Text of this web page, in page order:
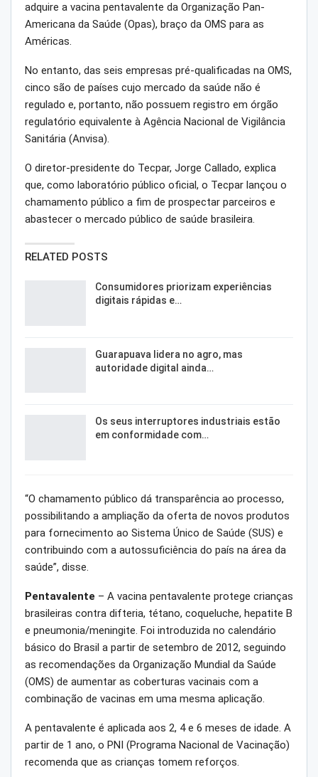
adquire a vacina pentavalente da Organização Pan-
Americana da Saúde (Opas), braço da OMS para as
Américas.
No entanto, das seis empresas pré-qualificadas na OMS,
cinco são de países cujo mercado da saúde não é
regulado e, portanto, não possuem registro em órgão
regulatório equivalente à Agência Nacional de Vigilância
Sanitária (Anvisa).
O diretor-presidente do Tecpar, Jorge Callado, explica
que, como laboratório público oficial, o Tecpar lançou o
chamamento público a fim de prospectar parceiros e
abastecer o mercado público de saúde brasileira.
RELATED POSTS
Consumidores priorizam experiências
digitais rápidas e…
Guarapuava lidera no agro, mas
autoridade digital ainda…
Os seus interruptores industriais estão
em conformidade com…
“O chamamento público dá transparência ao processo,
possibilitando a ampliação da oferta de novos produtos
para fornecimento ao Sistema Único de Saúde (SUS) e
contribuindo com a autossuficiência do país na área da
saúde”, disse.
Pentavalente – A vacina pentavalente protege crianças
brasileiras contra difteria, tétano, coqueluche, hepatite B
e pneumonia/meningite. Foi introduzida no calendário
básico do Brasil a partir de setembro de 2012, seguindo
as recomendações da Organização Mundial da Saúde
(OMS) de aumentar as coberturas vacinais com a
combinação de vacinas em uma mesma aplicação.
A pentavalente é aplicada aos 2, 4 e 6 meses de idade. A
partir de 1 ano, o PNI (Programa Nacional de Vacinação)
recomenda que as crianças tomem reforços.